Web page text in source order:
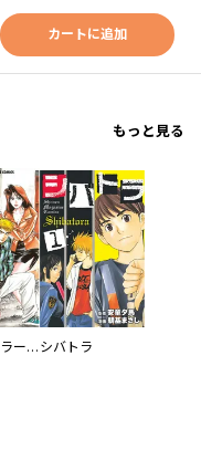
カートに追加
もっと見る
サイコメトラーＥＩＪＩ シバトラ